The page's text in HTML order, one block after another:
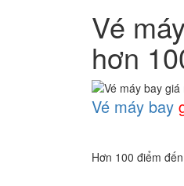
Vé
hơn
Vé máy bay
Hơn 100 điểm